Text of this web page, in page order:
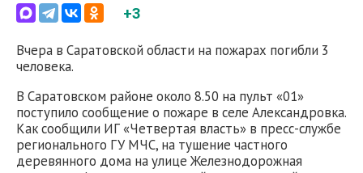
+3
Вчера в Саратовской области на пожарах погибли 3
человека.
В Саратовском районе около 8.50 на пульт «01»
поступило сообщение о пожаре в селе Александровка.
Как сообщили ИГ «Четвертая власть» в пресс-службе
регионального ГУ МЧС, на тушение частного
деревянного дома на улице Железнодорожная